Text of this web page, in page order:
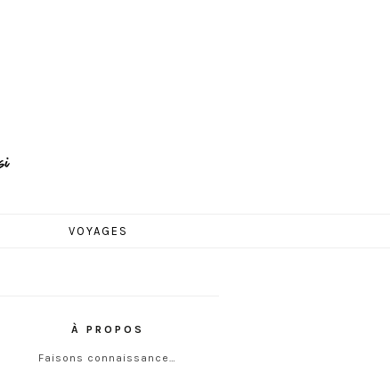
VOYAGES
À PROPOS
Faisons connaissance…